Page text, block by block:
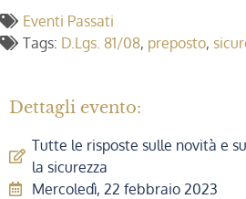
Eventi Passati
Tags: D.Lgs. 81/08, preposto,
Dettagli evento:
Tutte le risposte sulle novità e
la sicurezza
Mercoledì, 22 febbraio 2023